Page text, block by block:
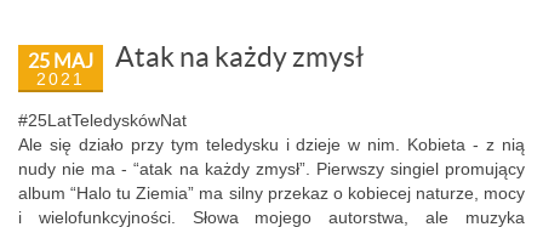
25 MAJ
2021
Atak na każdy zmysł
#25LatTeledyskówNat
Ale się działo przy tym teledysku i dzieje w nim. Kobieta - z nią
nudy nie ma - “atak na każdy zmysł”. Pierwszy singiel promujący
album “Halo tu Ziemia” ma silny przekaz o kobiecej naturze, mocy
i wielofunkcyjności. Słowa mojego autorstwa, ale muzyka